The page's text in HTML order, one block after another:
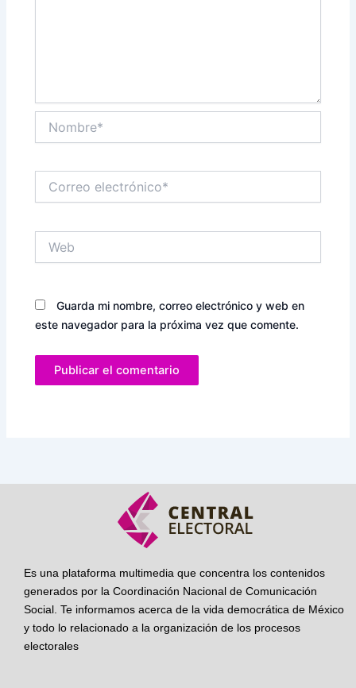
electrónico*
Guarda mi nombre, correo electrónico y web en
este navegador para la próxima vez que comente.
Es una plataforma multimedia que concentra los contenidos
generados por la Coordinación Nacional de Comunicación
Social. Te informamos acerca de la vida democrática de México
y todo lo relacionado a la organización de los procesos
electorales